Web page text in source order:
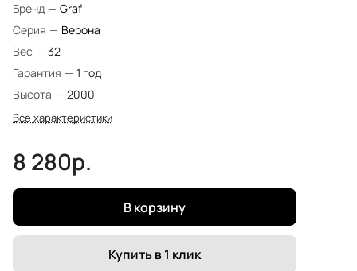
Бренд — Graf
Серия — Верона
Вес — 32
Гарантия — 1 год
Высота — 2000
Все характеристики
8 280р.
В корзину
Купить в 1 клик